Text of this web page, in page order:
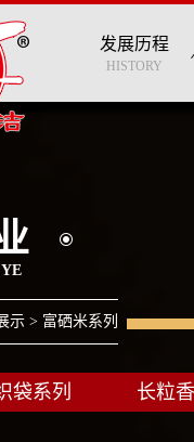
发展历程
HISTORY
示 > 富硒米系列
袋系列 长粒